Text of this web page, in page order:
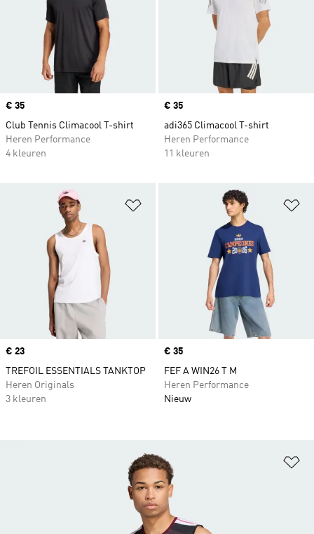
Price
€ 35
Club Tennis Climacool T-shirt
Heren Performance
4 kleuren
Price
€ 35
adi365 Climacool T-shirt
Heren Performance
11 kleuren
Op verlanglijst zetten
Price
€ 23
TREFOIL ESSENTIALS TANKTOP
Heren Originals
3 kleuren
Price
€ 35
FEF A WIN26 T M
Heren Performance
Nieuw